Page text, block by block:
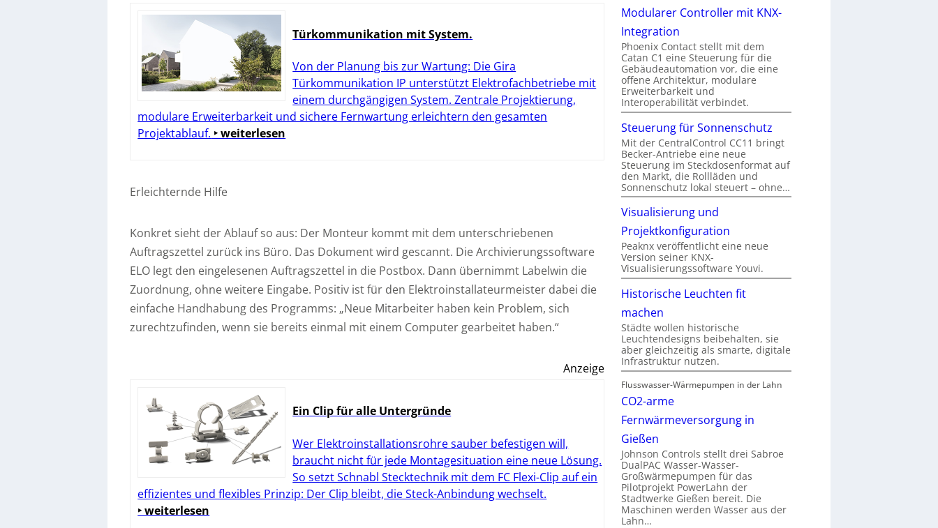
Türkommunikation mit System.
Von der Planung bis zur Wartung: Die Gira
Türkommunikation IP unterstützt Elektrofachbetriebe mit
einem durchgängigen System. Zentrale Projektierung,
modulare Erweiterbarkeit und sichere Fernwartung erleichtern den gesamten
Projektablauf. ‣ weiterlesen
Erleichternde Hilfe
Konkret sieht der Ablauf so aus: Der Monteur kommt mit dem unterschriebenen
Auftragszettel zurück ins Büro. Das Dokument wird gescannt. Die Archivierungssoftware
ELO legt den eingelesenen Auftragszettel in die Postbox. Dann übernimmt Labelwin die
Zuordnung, ohne weitere Eingabe. Positiv ist für den Elektroinstallateurmeister dabei die
einfache Handhabung des Programms: „Neue Mitarbeiter haben kein Problem, sich
zurechtzufinden, wenn sie bereits einmal mit einem Computer gearbeitet haben.“
Anzeige
Ein Clip für alle Untergründe
Wer Elektroinstallationsrohre sauber befestigen will,
braucht nicht für jede Montagesituation eine neue Lösung.
So setzt Schnabl Stecktechnik mit dem FC Flexi-Clip auf ein
effizientes und flexibles Prinzip: Der Clip bleibt, die Steck-Anbindung wechselt.
‣ weiterlesen
Modularer Controller mit KNX-
Integration
Phoenix Contact stellt mit dem
Catan C1 eine Steuerung für die
Gebäudeautomation vor, die eine
offene Architektur, modulare
Erweiterbarkeit und
Interoperabilität verbindet.
Steuerung für Sonnenschutz
Mit der CentralControl CC11 bringt
Becker-Antriebe eine neue
Steuerung im Steckdosenformat auf
den Markt, die Rollläden und
Sonnenschutz lokal steuert – ohne…
Visualisierung und
Projektkonfiguration
Peaknx veröffentlicht eine neue
Version seiner KNX-
Visualisierungssoftware Youvi.
Historische Leuchten fit
machen
Städte wollen historische
Leuchtendesigns beibehalten, sie
aber gleichzeitig als smarte, digitale
Infrastruktur nutzen.
Flusswasser-Wärmepumpen in der Lahn
CO2-arme
Fernwärmeversorgung in
Gießen
Johnson Controls stellt drei Sabroe
DualPAC Wasser-Wasser-
Großwärmepumpen für das
Pilotprojekt PowerLahn der
Stadtwerke Gießen bereit. Die
Maschinen werden Wasser aus der
Lahn…